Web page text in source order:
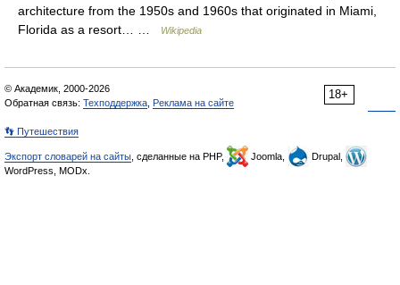
architecture from the 1950s and 1960s that originated in Miami,
Florida as a resort… …
Wikipedia
18+
© Академик, 2000-2026
Обратная связь: Техподдержка Реклама на сайте
👣 Путешествия
Экспорт словарей на сайты , сделанные на PHP, Joomla,
Drupal,
WordPress, MODx.